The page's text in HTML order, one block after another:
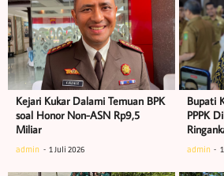
Kejari Kukar Dalami Temuan BPK
soal Honor Non-ASN Rp9,5
Miliar
admin 1 Juli 2026
Bupati
PPPK
admin